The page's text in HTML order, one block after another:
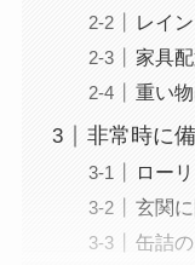
レイ
家具
重い
非常時に
ロー
玄関
缶詰